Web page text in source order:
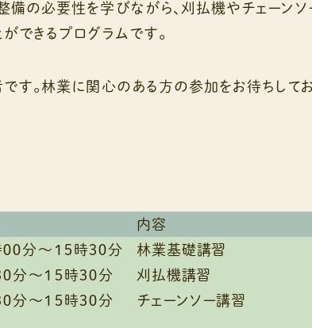
の必要性を学びながら、刈払機やチェーン
できるプログラムです。
す。林業に関心のある方の参加をお待ちしてお
内容
００分～１５時３０分
林業基礎講習
０分～１５時３０分
刈払機講習
０分～１５時３０分
チェーンソー講習